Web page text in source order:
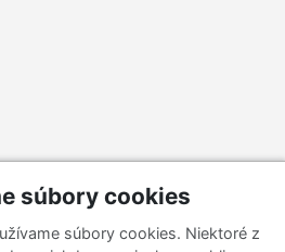
súbory cookies
súbory cookies. Niektoré z